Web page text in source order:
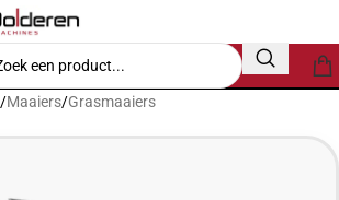
/Maaiers/Grasmaaiers